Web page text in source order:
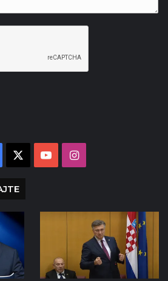
Facebook YouTubeInstagram